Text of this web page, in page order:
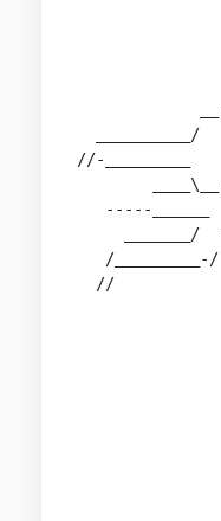
//-
-----
/
//